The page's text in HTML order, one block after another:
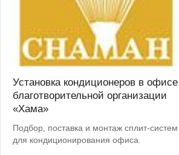
Установка кондиционеров в офисе
благотворительной организации
«Хама»
Подбор, поставка и монтаж сплит-систем
для кондиционирования офиса.